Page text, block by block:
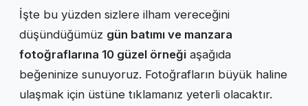
İşte bu yüzden sizlere ilham vereceğini
düşündüğümüz gün batımı ve manzara
fotoğraflarına 10 güzel örneği aşağıda
beğeninize sunuyoruz. Fotoğrafların büyük haline
ulaşmak için üstüne tıklamanız yeterli olacaktır.